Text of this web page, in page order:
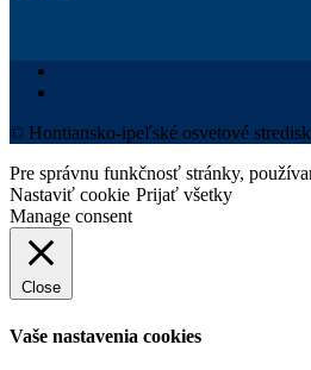
© Hontiansko-ipeľské osvetové
Pre správnu funkčnosť stránky,
Nastaviť cookie Prijať všetky
Manage consent
Close
Vaše nastavenia cookies